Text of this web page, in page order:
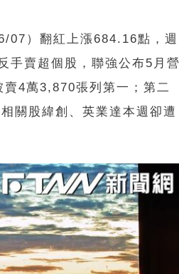
07 ）翻紅上漲684.16點，週
手賣超個股，聯強公布5月營
賣4萬3,870張列第一；第二
關股緯創、英業達本週卻遭